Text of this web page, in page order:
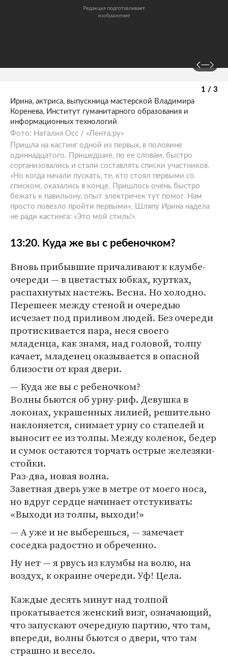
1 / 3
Ирина, актриса, выпускница мастерской Владимира
Коренева, Институт гуманитарного образования и
информационных технологий
Фото: Наталия Осс / «Лента.ру»
Пришла на кастинг одной из первых, в половине
одиннадцатого. Пришедшие, по ее словам, быстро
сорганизовались и стали составлять списки участников.
«Но когда начали пускать, те, кто стоял первыми со
списком, оказались в конце. Пришлось очень быстро
бежать к павильону, опыт электричек тут помог. Нам
просто повезло пройти первыми». Шляпу Ирина надела
не ради кастинга: «Это мой стиль!».
13:20. Куда же вы с ребеночком?
Вновь прибывшие причаливают к клумбе-
очереди — в цветастых юбках, куртках,
распахнутых настежь. Весна. Но холодно.
Перешеек между стеной и очередью
исчезает под приливом людей. Без очереди
протискивается пара, неся своего
младенца, как знамя, над головой, толпу
качает, младенец оказывается в опасной
близости от края двери.
— Куда же вы с ребеночком?
Волны бьются об урну-риф. Девушка в
локонах, украшенных лилией, решительно
наклоняется, снимает урну со стапелей и
выносит ее из толпы. Между коленок, бедер
и сумок остаются торчать острые железяки-
стойки.
Раз-два, новая волна.
Заветная дверь уже в метре от моего носа,
но вдруг сердце начинает отстукивать:
«Выходи из толпы, выходи!»
— А уже и не выберешься, — замечает
соседка радостно и обреченно.
Ну нет — я рвусь из клумбы на волю, на
воздух, к окраине очереди. Уф! Цела.
Каждые десять минут над толпой
прокатывается женский визг, означающий,
что запускают очередную партию, что там,
впереди, волны бьются о двери, что там
страшно и весело.